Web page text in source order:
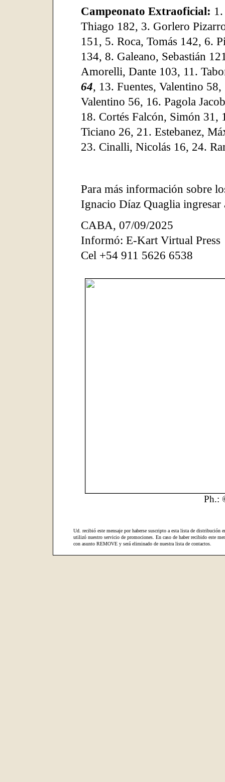
Campeonato Extraoficial:
Thiago 182, 3. Gorlero
151, 5. Roca, Tomás 142, 6.
134, 8. Galeano, Sebastián
Amorelli, Dante 103, 11.
64, 13. Fuentes, Valentino
Valentino 56, 16. Pagola
18. Cortés Falcón, Simón 31,
Ticiano 26, 21. Estebanez,
23. Cinalli, Nicolás 16, 24.
Para más información sobre
Ignacio Díaz Quaglia
CABA, 07/09/2025
Informó: E-Kart Virtual Press
Cel +54 911 5626 6538
Ph.:
Ud. recibió este mensaje por haberse suscripto a esta lista de distribución
utilizó nuestro servicio de promociones. En caso de haber recibido este
con asunto REMOVE y será eliminado de nuestra lista de contactos.